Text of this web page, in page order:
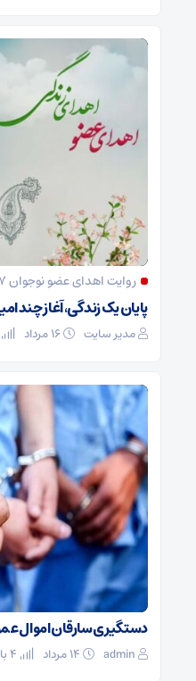
روایت اهدای عضو نوجوان ۱۷ ساله میامی
پایان یک زندگی، آغاز چند
مدیر سایت
دستگیری سارقان اموال
admin